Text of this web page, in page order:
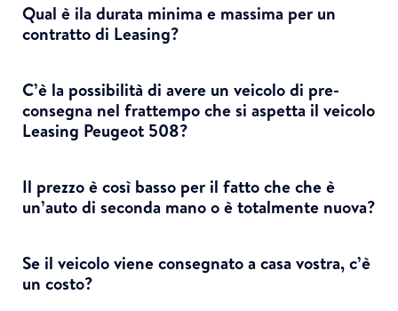
Qual è ila durata minima e massima per un
contratto di Leasing?
C’è la possibilità di avere un veicolo di pre-
consegna nel frattempo che si aspetta il veicolo
Leasing Peugeot 508?
Il prezzo è così basso per il fatto che che è
un’auto di seconda mano o è totalmente nuova?
Se il veicolo viene consegnato a casa vostra, c’è
un costo?